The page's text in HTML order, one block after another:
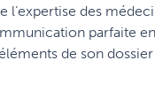
des
parfaite
de son